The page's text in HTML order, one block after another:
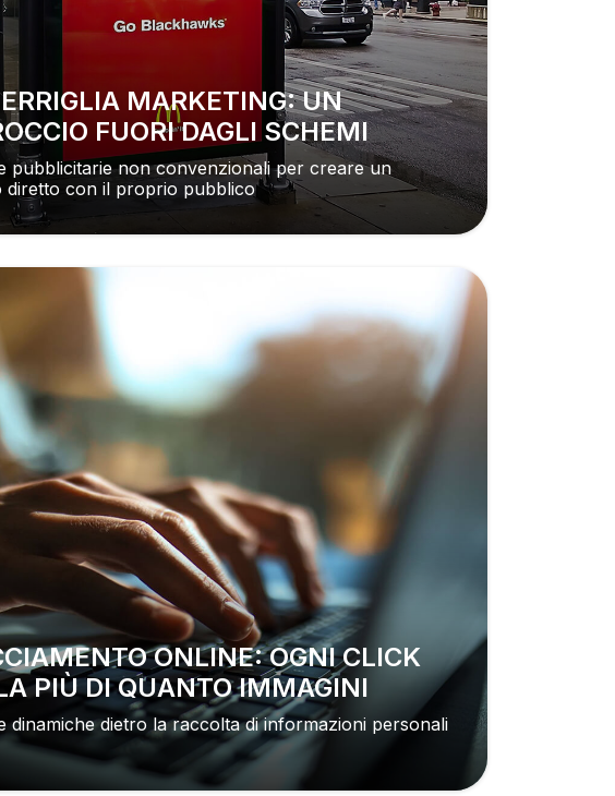
FUORI DAGLI SCHEMI
pubblicitarie non convenzionali per creare un
diretto con il proprio pubblico
PIÙ DI QUANTO IMMAGINI
dinamiche dietro la raccolta di informazioni personali